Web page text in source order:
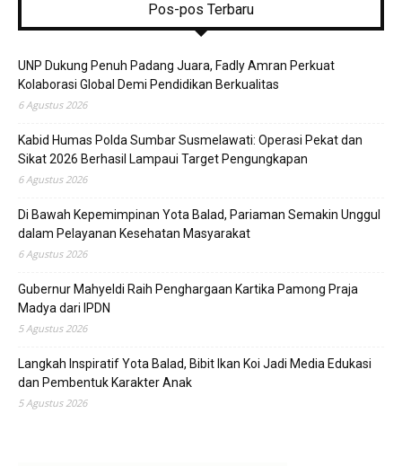
Pos-pos Terbaru
UNP Dukung Penuh Padang Juara, Fadly Amran Perkuat
Kolaborasi Global Demi Pendidikan Berkualitas
6 Agustus 2026
Kabid Humas Polda Sumbar Susmelawati: Operasi Pekat dan
Sikat 2026 Berhasil Lampaui Target Pengungkapan
6 Agustus 2026
Di Bawah Kepemimpinan Yota Balad, Pariaman Semakin Unggul
dalam Pelayanan Kesehatan Masyarakat
6 Agustus 2026
Gubernur Mahyeldi Raih Penghargaan Kartika Pamong Praja
Madya dari IPDN
5 Agustus 2026
Langkah Inspiratif Yota Balad, Bibit Ikan Koi Jadi Media Edukasi
dan Pembentuk Karakter Anak
5 Agustus 2026